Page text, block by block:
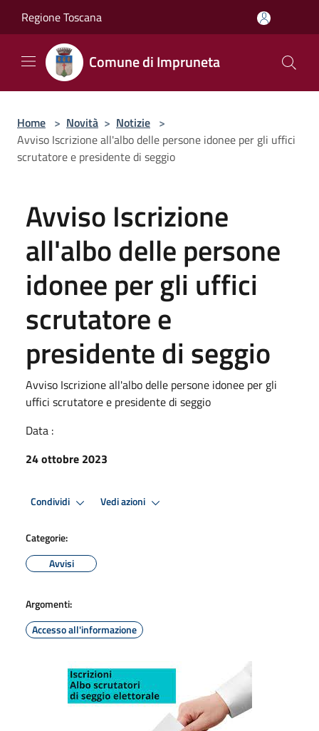
Regione Toscana
Comune di Impruneta
Home > Novità > Notizie >
Avviso Iscrizione all'albo delle persone idonee per gli uffici
scrutatore e presidente di seggio
Avviso Iscrizione
all'albo delle persone
idonee per gli uffici
scrutatore e
presidente di seggio
Avviso Iscrizione all'albo delle persone idonee per gli
uffici scrutatore e presidente di seggio
Data :
24 ottobre 2023
Condividi Vedi azioni
Categorie:
Avvisi
Argomenti:
Accesso all'informazione